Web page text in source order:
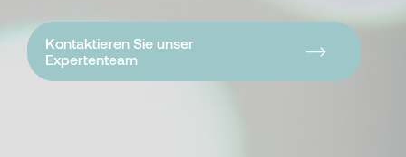
Kontaktieren Sie unser
Expertenteam